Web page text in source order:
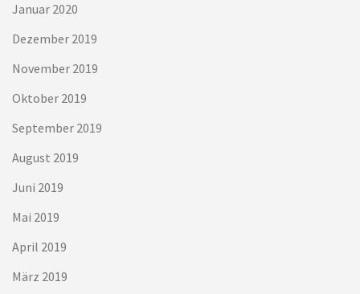
Januar 2020
Dezember 2019
November 2019
Oktober 2019
September 2019
August 2019
Juni 2019
Mai 2019
April 2019
März 2019